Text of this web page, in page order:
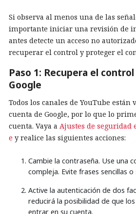
Si observa al menos una de las
importante iniciar una revisión de
antes detecte un acceso no
recuperar el control y proteger el
Paso 1: Recupera el
Google
Todos los canales de YouTube están
cuenta de Google, por lo que lo
cuenta. Vaya a Ajustes de seguridad
e y realice las siguientes acciones:
Cambie la contraseña. Use una
compleja. Evite frases sencillas o
Active la autenticación de dos
reducirá la posibilidad de que
entrar en su cuenta.